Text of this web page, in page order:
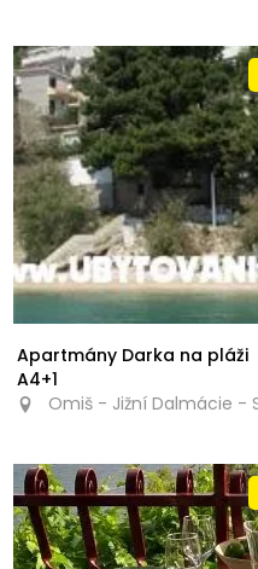
Apartmány Darka na pláži
A4+1
Omiš - Jižní Dalmácie -